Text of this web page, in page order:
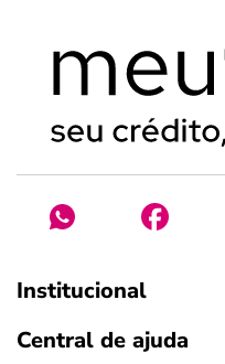
Institucional
Central de ajuda